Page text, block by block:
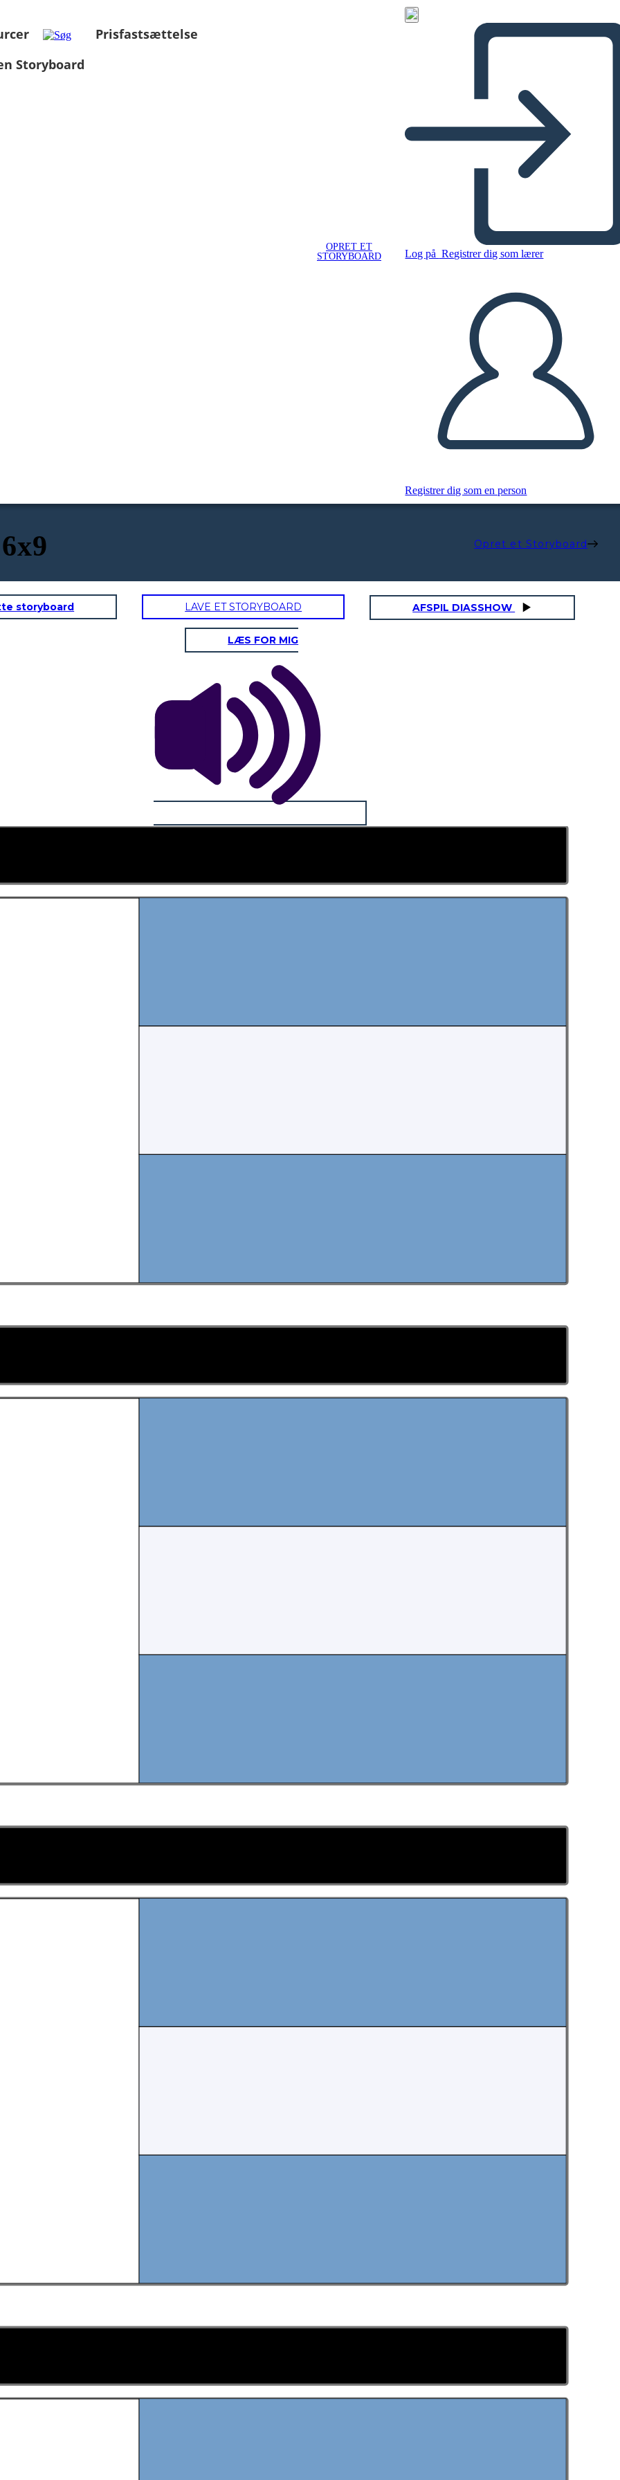
Prisfastsættelse
Storyboard
OPRET ET
STORYBOARD
Log på Registrer dig som lærer
Registrer dig som en person
Opret et Storyboard
storyboard LAVE ET STORYBOARD AFSPIL DIASSHOW
LÆS FOR MIG